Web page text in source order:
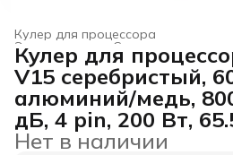
Кулер для процессора
Системы
Электроника
Главная ›
Кулер для
V15 серебристый,
алюминий/медь,
дБ, 4 pin, 200 Вт,
Нет в наличии